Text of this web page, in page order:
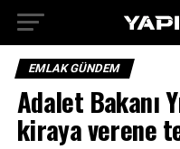
EMLAK GÜNDEM
Adalet Bakanı
kiraya verene